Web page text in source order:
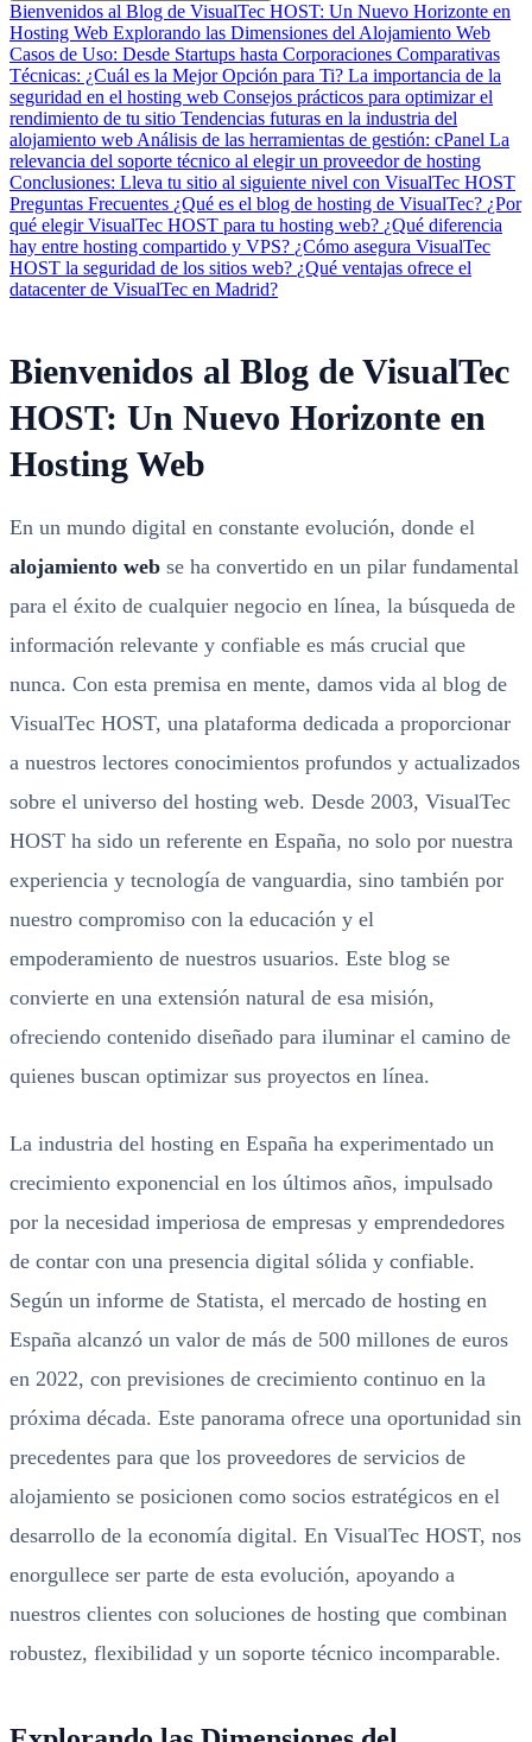
Bienvenidos al Blog de VisualTec HOST: Un Nuevo Horizonte en
Hosting Web Explorando las Dimensiones del Alojamiento Web
Casos de Uso: Desde Startups hasta Corporaciones Comparativas
Técnicas: ¿Cuál es la Mejor Opción para Ti? La importancia de la
seguridad en el hosting web Consejos prácticos para optimizar el
rendimiento de tu sitio Tendencias futuras en la industria del
alojamiento web Análisis de las herramientas de gestión: cPanel La
relevancia del soporte técnico al elegir un proveedor de hosting
Conclusiones: Lleva tu sitio al siguiente nivel con VisualTec HOST
Preguntas Frecuentes ¿Qué es el blog de hosting de VisualTec? ¿Por
qué elegir VisualTec HOST para tu hosting web? ¿Qué diferencia
hay entre hosting compartido y VPS? ¿Cómo asegura VisualTec
HOST la seguridad de los sitios web? ¿Qué ventajas ofrece el
datacenter de VisualTec en Madrid?
Bienvenidos al Blog de VisualTec
HOST: Un Nuevo Horizonte en
Hosting Web
En un mundo digital en constante evolución, donde el
alojamiento web se ha convertido en un pilar fundamental
para el éxito de cualquier negocio en línea, la búsqueda de
información relevante y confiable es más crucial que
nunca. Con esta premisa en mente, damos vida al blog de
VisualTec HOST, una plataforma dedicada a proporcionar
a nuestros lectores conocimientos profundos y actualizados
sobre el universo del hosting web. Desde 2003, VisualTec
HOST ha sido un referente en España, no solo por nuestra
experiencia y tecnología de vanguardia, sino también por
nuestro compromiso con la educación y el
empoderamiento de nuestros usuarios. Este blog se
convierte en una extensión natural de esa misión,
ofreciendo contenido diseñado para iluminar el camino de
quienes buscan optimizar sus proyectos en línea.
La industria del hosting en España ha experimentado un
crecimiento exponencial en los últimos años, impulsado
por la necesidad imperiosa de empresas y emprendedores
de contar con una presencia digital sólida y confiable.
Según un informe de Statista, el mercado de hosting en
España alcanzó un valor de más de 500 millones de euros
en 2022, con previsiones de crecimiento continuo en la
próxima década. Este panorama ofrece una oportunidad sin
precedentes para que los proveedores de servicios de
alojamiento se posicionen como socios estratégicos en el
desarrollo de la economía digital. En VisualTec HOST, nos
enorgullece ser parte de esta evolución, apoyando a
nuestros clientes con soluciones de hosting que combinan
robustez, flexibilidad y un soporte técnico incomparable.